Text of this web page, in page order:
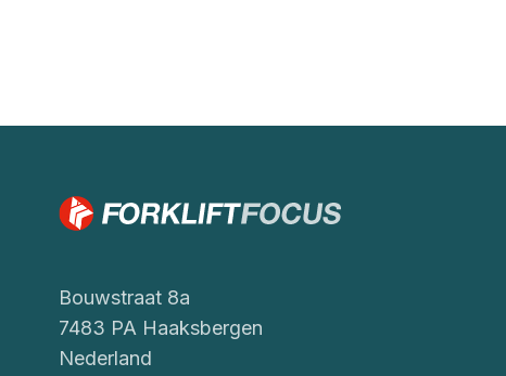
Bouwstraat 8a
7483 PA Haaksbergen
Nederland